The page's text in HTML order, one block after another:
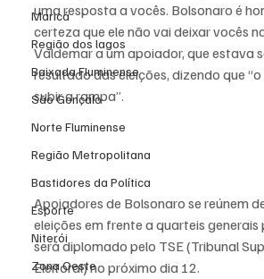
Maricá
Região dos lagos
Baixada Fluminense
São Gonçalo
Norte Fluminense
Região Metropolitana
Bastidores da Política
Esporte
Niterói
Zona Oeste
uma resposta a vocês. Bolsonaro é
certeza que ele não vai deixar vocês
Valdemar a um apoiador, que estava
resultado das eleições, dizendo que
subir a rampa”.
Apoiadores de Bolsonaro se reúnem
eleições em frente a quarteis generais
será diplomado pelo TSE (Tribunal
Eleitoral) no próximo dia 12.